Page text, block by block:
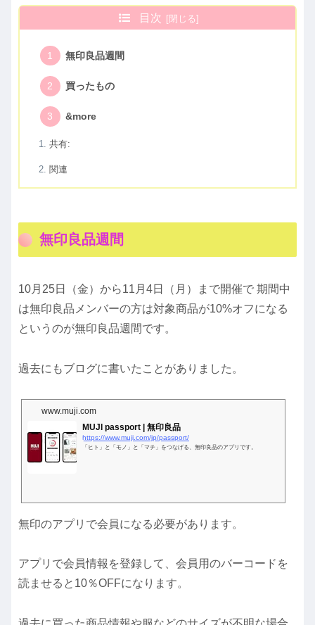
目次
無印良品週間
買ったもの
&more
共有:
関連
無印良品週間
10月25日（金）から11月4日（月）まで開催で 期間中
は無印良品メンバーの方は対象商品が10%オフになる
というのが無印良品週間です。
過去にもブログに書いたことがありました。
www.muji.com
MUJI passport | 無印良品
https://www.muji.com/jp/passport/
「ヒト」と「モノ」と「マチ」をつなげる、無印良品のアプリです。
無印のアプリで会員になる必要があります。
アプリで会員情報を登録して、会員用のバーコードを
読ませると10％OFFになります。